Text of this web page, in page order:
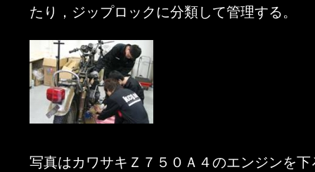
たり，ジップロックに分類して管理する。
写真はカワサキＺ７５０Ａ４のエンジンを